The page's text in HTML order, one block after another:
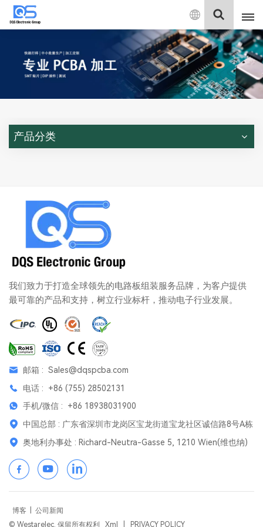
中
文
English
中文
Deutsch
产品分类
我们致力于打造全球领先的电路板组装服务品牌，为客户提供
最可靠的产品和支持，树立行业标杆，推动电子行业发展。
邮箱 : Sales@dqspcba.com
电话 : +86 (755) 28502131
手机/微信 : +86 18938031900
中国总部 : 广东省深圳市龙岗区宝龙街道宝龙社区诚信路8号A栋
奥地利办事处 : Richard-Neutra-Gasse 5, 1210 Wien(维也纳)
博客
公司新闻
© Westarelec. 保留所有权利
Xml PRIVACY POLICY